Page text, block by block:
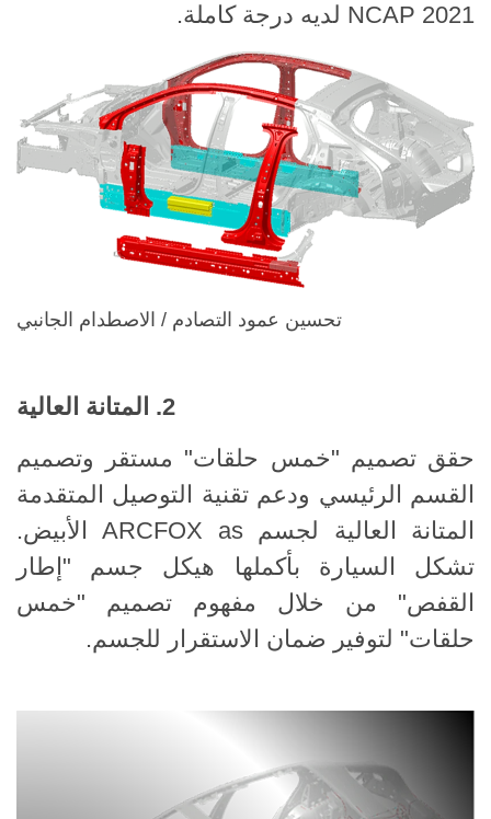
NCAP 2021 لديه درجة كاملة.
تحسين عمود التصادم / الاصطدام الجانبي
2. المتانة العالية
حقق تصميم "خمس حلقات" مستقر وتصميم
القسم الرئيسي ودعم تقنية التوصيل المتقدمة
المتانة العالية لجسم ARCFOX as الأبيض.
تشكل السيارة بأكملها هيكل جسم "إطار
القفص" من خلال مفهوم تصميم "خمس
حلقات" لتوفير ضمان الاستقرار للجسم.